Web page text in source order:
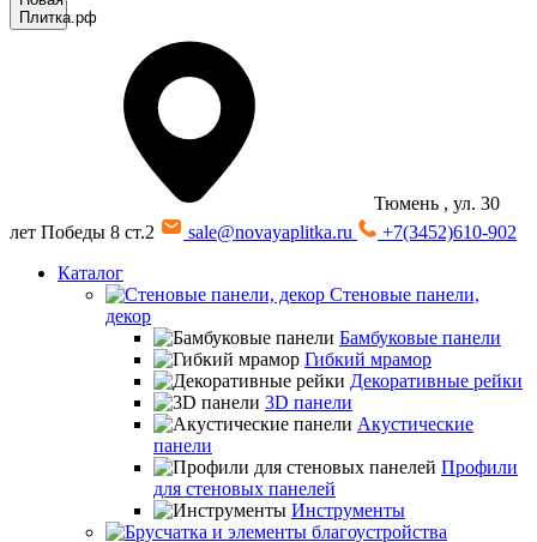
Тюмень , ул. 30
лет Победы 8 ст.2
sale@novayaplitka.ru
+7(3452)610-902
Каталог
Стеновые панели,
декор
Бамбуковые панели
Гибкий мрамор
Декоративные рейки
3D панели
Акустические
панели
Профили
для стеновых панелей
Инструменты